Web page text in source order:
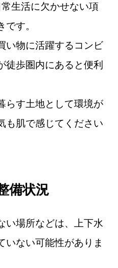
生活に欠かせない項
です。
い物に活躍するコンビ
徒歩圏内にあると便利
らす土地として環境が
も肌で感じてください
備状況
い場所などは、上下水
いない可能性がありま